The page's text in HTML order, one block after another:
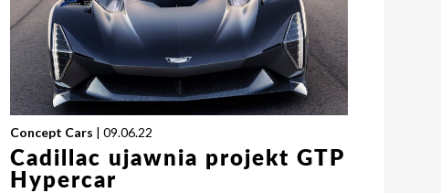
Concept Cars | 09.06.22
Cadillac ujawnia projekt GTP
Hypercar